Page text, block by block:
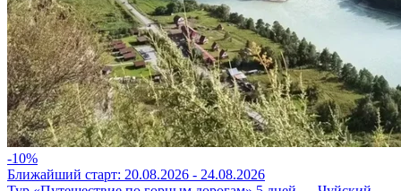
-10%
Ближайший старт: 20.08.2026 - 24.08.2026